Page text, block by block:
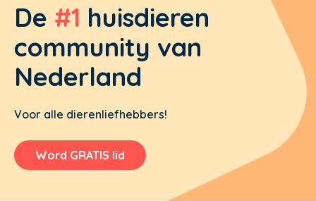
De #1 huisdieren
community van
Nederland
Voor alle dierenliefhebbers!
Word GRATIS lid